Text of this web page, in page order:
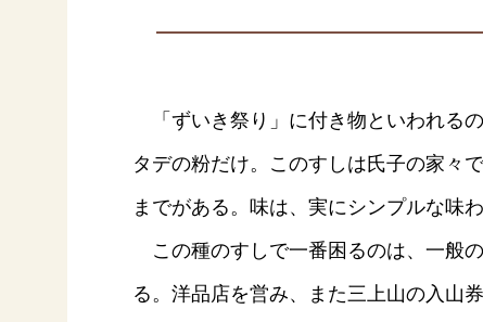
「ずいき祭り」に付き物といわれる
タデの粉だけ。このすしは氏子の家々
までがある。味は、実にシンプルな味
この種のすしで一番困るのは、一般
る。洋品店を営み、また三上山の入山